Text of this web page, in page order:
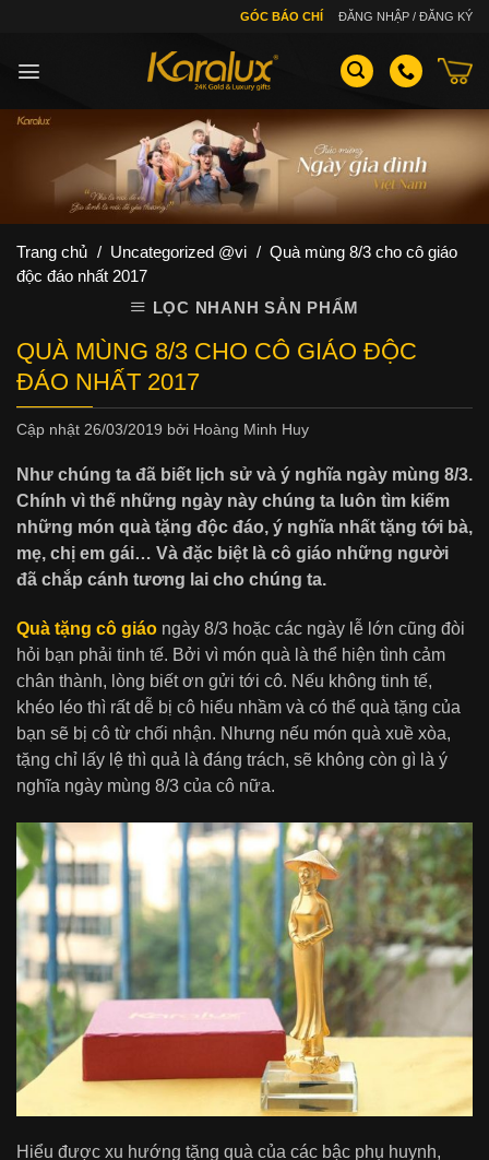
GÓC BÁO CHÍ ĐĂNG NHẬP / ĐĂNG KÝ
Trang chủ / Uncategorized @vi / Quà mùng 8/3 cho cô giáo
độc đáo nhất 2017
LỌC NHANH SẢN PHẨM
QUÀ MÙNG 8/3 CHO CÔ GIÁO ĐỘC
ĐÁO NHẤT 2017
Cập nhật 26/03/2019 bởi Hoàng Minh Huy
Như chúng ta đã biết lịch sử và ý nghĩa ngày mùng 8/3.
Chính vì thế những ngày này chúng ta luôn tìm kiếm
những món quà tặng độc đáo, ý nghĩa nhất tặng tới bà,
mẹ, chị em gái… Và đặc biệt là cô giáo những người
đã chắp cánh tương lai cho chúng ta.
Quà tặng cô giáo ngày 8/3 hoặc các ngày lễ lớn cũng đòi
hỏi bạn phải tinh tế. Bởi vì món quà là thể hiện tình cảm
chân thành, lòng biết ơn gửi tới cô. Nếu không tinh tế,
khéo léo thì rất dễ bị cô hiểu nhầm và có thể quà tặng của
bạn sẽ bị cô từ chối nhận. Nhưng nếu món quà xuề xòa,
tặng chỉ lấy lệ thì quả là đáng trách, sẽ không còn gì là ý
nghĩa ngày mùng 8/3 của cô nữa.
Hiểu được xu hướng tặng quà của các bậc phụ huynh,